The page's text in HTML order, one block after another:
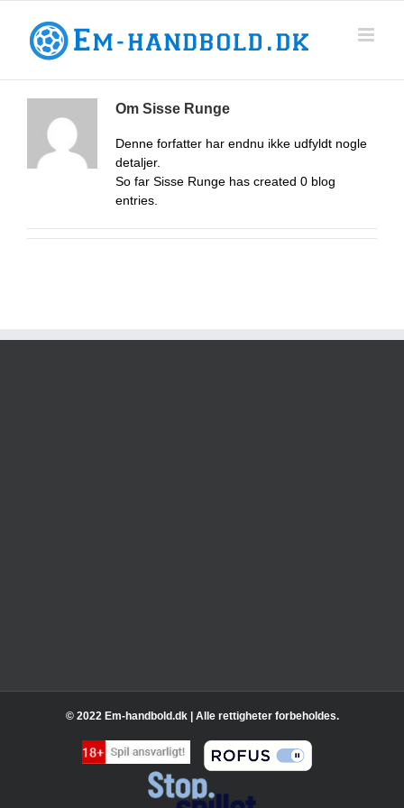
content
Om Sisse Runge
Denne forfatter har endnu ikke udfyldt nogle
detaljer.
So far Sisse Runge has created 0 blog
entries.
© 2022 Em-handbold.dk | Alle rettigheter forbeholdes.